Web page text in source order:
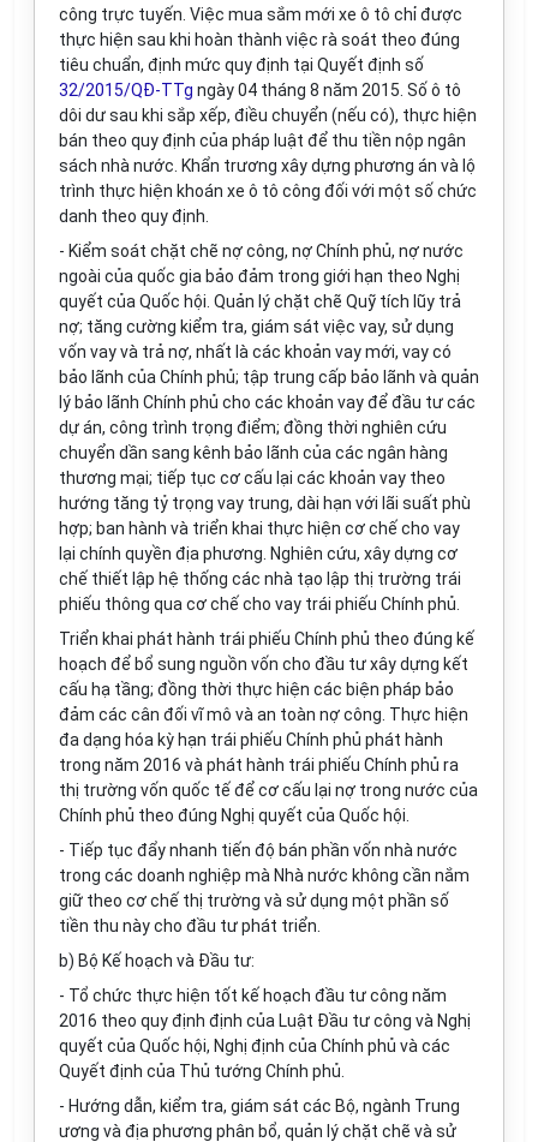
công trực tuyến. Việc mua sắm mới xe ô tô chỉ được
thực hiện sau khi hoàn thành việc rà soát theo đúng
tiêu chuẩn, định mức quy định tại Quyết định số
32/2015/QĐ-TTg ngày 04 tháng 8 năm 2015. Số ô tô
dôi dư sau khi sắp xếp, điều chuyển (nếu có), thực hiện
bán theo quy định của pháp luật để thu tiền nộp ngân
sách nhà nước. Khẩn trương xây dựng phương án và lộ
trình thực hiện khoán xe ô tô công đối với một số chức
danh theo quy định.
- Kiểm soát chặt chẽ nợ công, nợ Chính phủ, nợ nước
ngoài của quốc gia bảo đảm trong giới hạn theo Nghị
quyết của Quốc hội. Quản lý chặt chẽ Quỹ tích lũy trả
nợ; tăng cường kiểm tra, giám sát việc vay, sử dụng
vốn vay và trả nợ, nhất là các khoản vay mới, vay có
bảo lãnh của Chính phủ; tập trung cấp bảo lãnh và quản
lý bảo lãnh Chính phủ cho các khoản vay để đầu tư các
dự án, công trình trọng điểm; đồng thời nghiên cứu
chuyển dần sang kênh bảo lãnh của các ngân hàng
thương mại; tiếp tục cơ cấu lại các khoản vay theo
hướng tăng tỷ trọng vay trung, dài hạn với lãi suất phù
hợp; ban hành và triển khai thực hiện cơ chế cho vay
lại chính quyền địa phương. Nghiên cứu, xây dựng cơ
chế thiết lập hệ thống các nhà tạo lập thị trường trái
phiếu thông qua cơ chế cho vay trái phiếu Chính phủ.
Triển khai phát hành trái phiếu Chính phủ theo đúng kế
hoạch để bổ sung nguồn vốn cho đầu tư xây dựng kết
cấu hạ tầng; đồng thời thực hiện các biện pháp bảo
đảm các cân đối vĩ mô và an toàn nợ công. Thực hiện
đa dạng hóa kỳ hạn trái phiếu Chính phủ phát hành
trong năm 2016 và phát hành trái phiếu Chính phủ ra
thị trường vốn quốc tế để cơ cấu lại nợ trong nước của
Chính phủ theo đúng Nghị quyết của Quốc hội.
- Tiếp tục đẩy nhanh tiến độ bán phần vốn nhà nước
trong các doanh nghiệp mà Nhà nước không cần nắm
giữ theo cơ chế thị trường và sử dụng một phần số
tiền thu này cho đầu tư phát triển.
b) Bộ Kế hoạch và Đầu tư:
- Tổ chức thực hiện tốt kế hoạch đầu tư công năm
2016 theo quy định định của Luật Đầu tư công và Nghị
quyết của Quốc hội, Nghị định của Chính phủ và các
Quyết định của Thủ tướng Chính phủ.
- Hướng dẫn, kiểm tra, giám sát các Bộ, ngành Trung
ương và địa phương phân bổ, quản lý chặt chẽ và sử